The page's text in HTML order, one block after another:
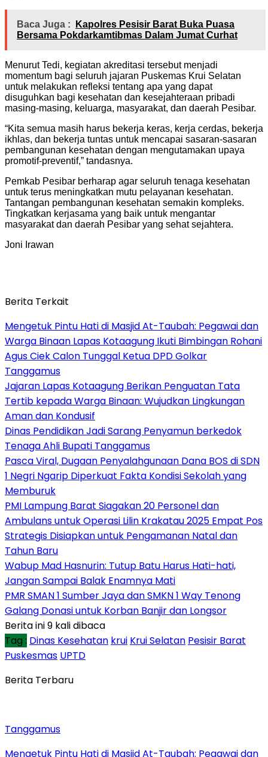
Baca Juga :
Kapolres Pesisir Barat Buka Puasa
Bersama Pokdarkamtibmas Dalam Jumat Curhat
Menurut Tedi, kegiatan akreditasi tersebut menjadi
momentum bagi seluruh jajaran Puskemas Krui Selatan
untuk melakukan refleksi tentang apa yang dapat
disuguhkan bagi kesehatan dan kesejahteraan pribadi
masing-masing, keluarga, masyarakat, dan daerah Pesibar.
“Kita semua masih harus bekerja keras, kerja cerdas, bekerja
ikhlas, dan bekerja tuntas untuk mencapai sasaran-sasaran
pembangunan kesehatan dengan mengutamakan upaya
promotif-preventif,” tandasnya.
Pemkab Pesibar berharap agar seluruh tenaga kesehatan
untuk terus meningkatkan mutu pelayanan kesehatan.
Tantangan pembangunan kesehatan semakin kompleks.
Tingkatkan kerjasama yang baik untuk mengantar
masyarakat dan daerah Pesibar yang sehat sejahtera.
Joni Irawan
Berita Terkait
Mengetuk Pintu Hati di Masjid At-Taubah: Pegawai dan
Warga Binaan Lapas Kotaagung Ikuti Bimbingan Rohani
Agus Ciek Calon Tunggal Ketua DPD Golkar
Tanggamus
Jajaran Lapas Kotaagung Berikan Penguatan Tata
Tertib kepada Warga Binaan: Wujudkan Lingkungan
Aman dan Kondusif
Dinas Pendidikan Jadi Sarang Penyamun berkedok
Tenaga Ahli Bupati Tanggamus
Pasca Viral, Dugaan Penyalahgunaan Dana BOS di SDN
1 Negri Ngarip Diperkuat Fakta Kondisi Sekolah yang
Memburuk
PMI Lampung Barat Siagakan 20 Personel dan
Ambulans untuk Operasi Lilin Krakatau 2025 Empat Pos
Strategis Disiapkan untuk Pengamanan Natal dan
Tahun Baru
Wabup Mad Hasnurin: Tutup Batu Harus Hati-hati,
Jangan Sampai Balak Enamnya Mati
PMR SMAN 1 Sumber Jaya dan SMKN 1 Way Tenong
Galang Donasi untuk Korban Banjir dan Longsor
Berita ini 9 kali dibaca
Tag : Dinas Kesehatan krui Krui Selatan Pesisir Barat
Puskesmas UPTD
Berita Terbaru
Tanggamus
Mengetuk Pintu Hati di Masjid At-Taubah: Pegawai dan